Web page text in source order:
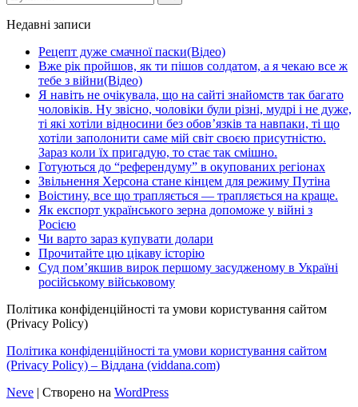
Недавні записи
Рецепт дуже смачної паски(Відео)
Вже рік пройшов, як ти пішов солдатом, а я чекаю все ж
тебе з війни(Відео)
Я навіть не очікувала, що на сайті знайомств так багато
чоловіків. Ну звісно, чоловіки були різні, мудрі і не дуже,
ті які хотіли відносини без обов’язків та навпаки, ті що
хотіли заполонити саме мій світ своєю присутністю.
Зараз коли їх пригадую, то стає так смішно.
Готуються до “референдуму” в окупованих регіонах
Звільнення Херсона стане кінцем для режиму Путіна
Воістину, все що трапляється — трапляється на краще.
Як експорт українського зерна допоможе у війні з
Росією
Чи варто зараз купувати долари
Прочитайте цю цікаву історію
Суд пом’якшив вирок першому засудженому в Україні
російському військовому
Політика конфіденційності та умови користування сайтом
(Privacy Policy)
Політика конфіденційності та умови користування сайтом
(Privacy Policy) – Віддана (viddana.com)
Neve | Створено на WordPress